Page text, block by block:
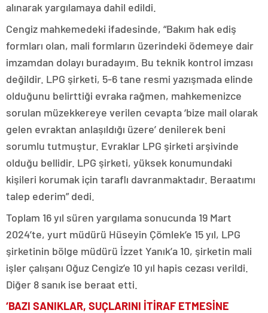
alınarak yargılamaya dahil edildi.
Cengiz mahkemedeki ifadesinde, “Bakım hak ediş
formları olan, mali formların üzerindeki ödemeye dair
imzamdan dolayı buradayım. Bu teknik kontrol imzası
değildir. LPG şirketi, 5-6 tane resmi yazışmada elinde
olduğunu belirttiği evraka rağmen, mahkemenizce
sorulan müzekkereye verilen cevapta ‘bize mail olarak
gelen evraktan anlaşıldığı üzere’ denilerek beni
sorumlu tutmuştur. Evraklar LPG şirketi arşivinde
olduğu bellidir. LPG şirketi, yüksek konumundaki
kişileri korumak için taraflı davranmaktadır. Beraatımı
talep ederim” dedi.
Toplam 16 yıl süren yargılama sonucunda 19 Mart
2024’te, yurt müdürü Hüseyin Çömlek’e 15 yıl, LPG
şirketinin bölge müdürü İzzet Yanık’a 10, şirketin mali
işler çalışanı Oğuz Cengiz’e 10 yıl hapis cezası verildi.
Diğer 8 sanık ise beraat etti.
‘BAZI SANIKLAR, SUÇLARINI İTİRAF ETMESİNE